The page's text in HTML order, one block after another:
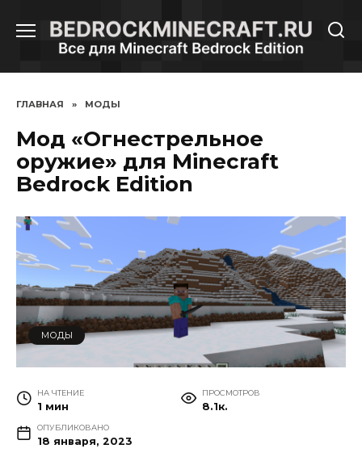
содержанию
ГЛАВНАЯ » МОДЫ
Мод «Огнестрельное
оружие» для Minecraft
Bedrock Edition
МОДЫ
НА ЧТЕНИЕ
1 мин
ПРОСМОТРОВ
8.1к.
ОПУБЛИКОВАНО
18 января, 2023